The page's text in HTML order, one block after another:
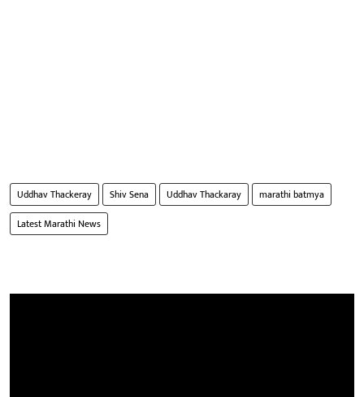
Uddhav Thackeray Shiv Sena Uddhav Thackaray
marathi batmya
Latest Marathi News